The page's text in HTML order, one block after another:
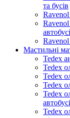
та бусів
Ravenol
Ravenol
Мастильні
Tedex
Tedex
Tedex
Tedex
Tedex
Tedex